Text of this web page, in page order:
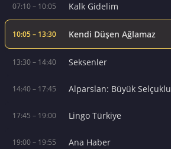
07:10 – 10:05 Kalk Gidelim
10:05 – 13:30 Kendi Düşen Ağlamaz
13:30 – 14:40 Seksenler
14:40 – 17:45 Alparslan: Büyük Selçuklu
17:45 – 19:00 Lingo Türkiye
19:00 – 19:55 Ana Haber